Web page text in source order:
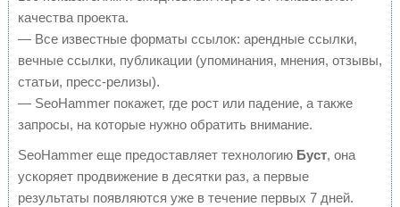
качества проекта.
— Все известные форматы ссылок: арендные ссылки,
вечные ссылки, публикации (упоминания, мнения, отзывы,
статьи, пресс-релизы).
— SeoHammer покажет, где рост или падение, а также
запросы, на которые нужно обратить внимание.
SeoHammer еще предоставляет технологию Буст, она
ускоряет продвижение в десятки раз, а первые
результаты появляются уже в течение первых 7 дней.